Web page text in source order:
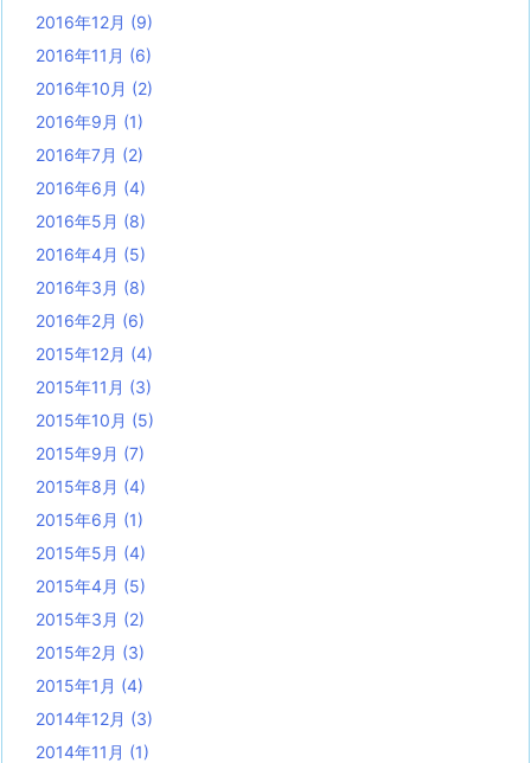
2016年12月 (9)
2016年11月 (6)
2016年10月 (2)
2016年9月 (1)
2016年7月 (2)
2016年6月 (4)
2016年5月 (8)
2016年4月 (5)
2016年3月 (8)
2016年2月 (6)
2015年12月 (4)
2015年11月 (3)
2015年10月 (5)
2015年9月 (7)
2015年8月 (4)
2015年6月 (1)
2015年5月 (4)
2015年4月 (5)
2015年3月 (2)
2015年2月 (3)
2015年1月 (4)
2014年12月 (3)
2014年11月 (1)